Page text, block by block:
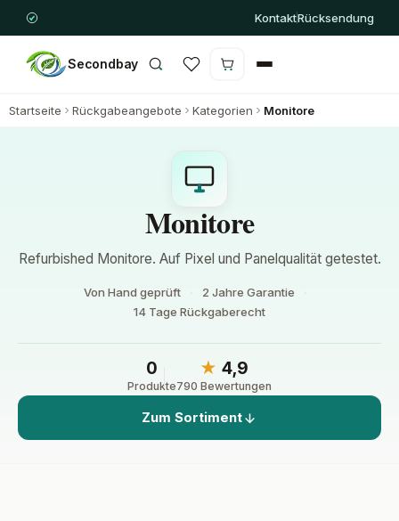
KontaktRücksendung
Secondbay
Warenkorb ist leer
Startseite Rückgabeangebote Kategorien Monitore
Monitore
Refurbished Monitore. Auf Pixel und Panelqualität getestet.
Von Hand geprüft
2 Jahre Garantie
14 Tage Rückgaberecht
0
Produkte
★ 4,9
790 Bewertungen
Zum Sortiment